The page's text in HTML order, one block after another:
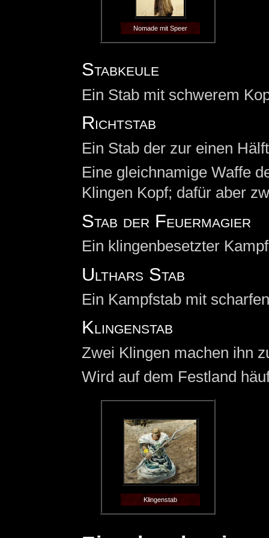
Nomade mit Speer
Stabkeule
Ein Stab mit schwerem
Richtstab
Ein Stab der zur einen
Eine gleichnamige Waffe
Klingen Kopf; dafür aber
Stab der Feuermagier
Ein klingenbesetzter
Ulthars Stab
Ein Kampfstab mit
Klingenstab
Zwei Klingen machen ihn
Wird auf dem Festland
Klingenstab